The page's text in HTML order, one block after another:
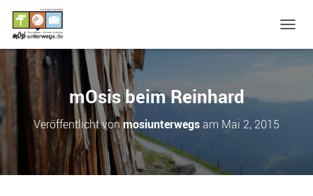
A
A
mOsis beim Reinhard
Veröffentlicht vonmosiunterwegsam Mai 2, 2015